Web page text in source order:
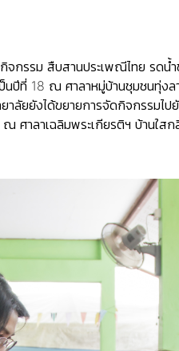
รรม สืบสานประเพณีไทย รดน้
นปีที่ 18 ณ ศาลาหมู่บ้านชุมชนทุ่
ลัยยังได้ขยายการจัดกิจกรรมไ
ศาลาเฉลิมพระเกียรติฯ บ้านใสก